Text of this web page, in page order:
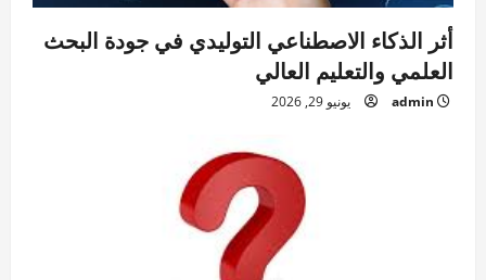
أثر الذكاء الاصطناعي التوليدي في جودة البحث
العلمي والتعليم العالي
admin يونيو 29, 2026